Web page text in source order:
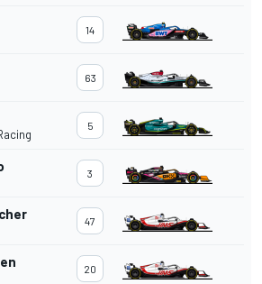
14
63
5
3
47
20